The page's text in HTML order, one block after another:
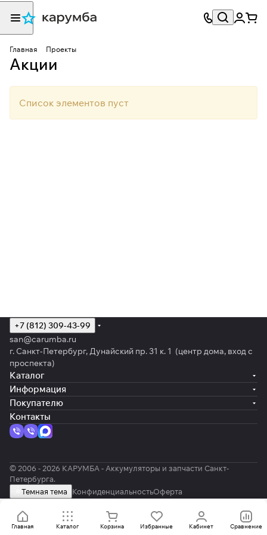
Главная Проекты
Акции
Список элементов пуст
Главная Каталог Корзина Избранные Кабинет Сравнение
+7 (812) 309-43-99
san@carumba.ru
г. Санкт-Петербург, Дунайский пр. 31 к. 1 (центр дома, вход с
проспекта)
Каталог
Информация
Покупателю
Контакты
© 2006 - 2026 КАРУМБА - Аккумуляторы и запчасти Санкт-
Петербурга.
Темная тема
КонфиденциальностьОферта